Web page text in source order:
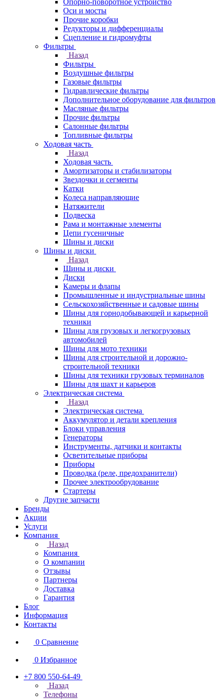
Опорно-поворотное устройство
Оси и мосты
Прочие коробки
Редукторы и дифференциалы
Сцепление и гидромуфты
Фильтры
Назад
Фильтры
Воздушные фильтры
Газовые фильтры
Гидравлические фильтры
Дополнительное оборудование для фильтров
Масляные фильтры
Прочие фильтры
Салонные фильтры
Топливные фильтры
Ходовая часть
Назад
Ходовая часть
Амортизаторы и стабилизаторы
Звездочки и сегменты
Катки
Колеса направляющие
Натяжители
Подвеска
Рама и монтажные элементы
Цепи гусеничные
Шины и диски
Шины и диски
Назад
Шины и диски
Диски
Камеры и флапы
Промышленные и индустриальные шины
Сельскохозяйственные и садовые шины
Шины для горнодобывающей и карьерной
техники
Шины для грузовых и легкогрузовых
автомобилей
Шины для мото техники
Шины для строительной и дорожно-
строительной техники
Шины для техники грузовых терминалов
Шины для шахт и карьеров
Электрическая система
Назад
Электрическая система
Аккумулятор и детали крепления
Блоки управления
Генераторы
Инструменты, датчики и контакты
Осветительные приборы
Приборы
Проводка (реле, предохранители)
Прочее электрообрудование
Стартеры
Другие запчасти
Бренды
Акции
Услуги
Компания
Назад
Компания
О компании
Отзывы
Партнеры
Доставка
Гарантия
Блог
Информация
Контакты
0 Сравнение
0 Избранное
+7 800 550-64-49
Назад
Телефоны